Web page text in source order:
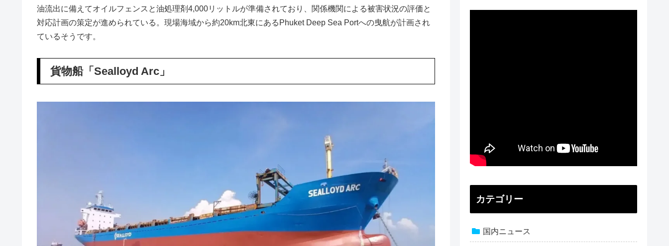
油流出に備えてオイルフェンスと油処理剤4,000リットルが準備されており、関係機関による被害状況の評価と
対応計画の策定が進められている。現場海域から約20km北東にあるPhuket Deep Sea Portへの曳航が計画され
ているそうです。
貨物船「Sealloyd Arc」
カテゴリー
国内ニュース